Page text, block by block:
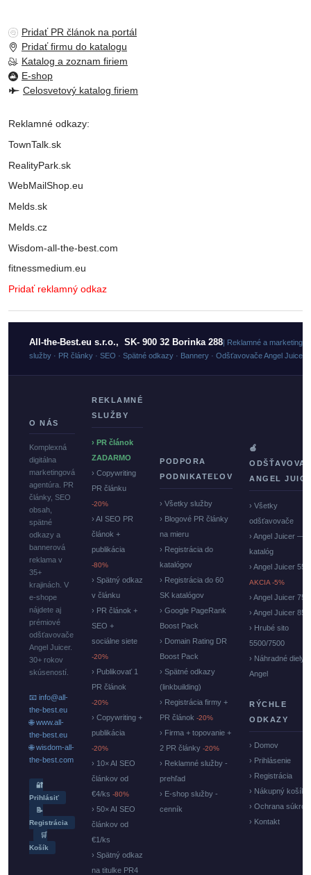
Pridať PR článok na portál
Pridať firmu do katalogu
Katalog a zoznam firiem
E-shop
Celosvetový katalog firiem
Reklamné odkazy:
TownTalk.sk
RealityPark.sk
WebMailShop.eu
Melds.sk
Melds.cz
Wisdom-all-the-best.com
fitnessmedium.eu
Pridať reklamný odkaz
All-the-Best.eu s.r.o., SK- 900 32 Borinka 288| Reklamné a
služby · PR články · SEO · Spätné odkazy · Bannery · Odšťavovače Angel Juicer
O NÁS
Komplexná
digitálna
marketingová
agentúra. PR
články, SEO
obsah,
spätné
odkazy a
bannerová
reklama v
35+
krajinách. V
e-shope
nájdete aj
prémiové
odšťavovače
Angel Juicer.
30+ rokov
skúseností.
📧 info@all-
the-best.eu
🌐 www.all-
the-best.eu
🌐 wisdom-all-
the-best.com
🔐
Prihlásiť
📝
Registrácia
🛒
Košík
REKLAMNÉ
SLUŽBY
› PR článok
ZADARMO
› Copywriting
PR článku
-20%
› AI SEO PR
článok +
publikácia
-80%
› Spätný odkaz
v článku
› PR článok +
SEO +
sociálne siete
-20%
› Publikovať 1
PR článok
-20%
› Copywriting +
publikácia
-20%
› 10× AI SEO
článkov od
€4/ks -80%
› 50× AI SEO
článkov od
€1/ks
› Spätný odkaz
na titulke PR4
PODPORA
PODNIKATEĽOV
› Všetky služby
› Blogové PR články
na mieru
› Registrácia do
katalógov
› Registrácia do 60
SK katalógov
› Google PageRank
Boost Pack
› Domain Rating DR
Boost Pack
› Spätné odkazy
(linkbuilding)
› Registrácia firmy +
PR článok -20%
› Firma + topovanie +
2 PR články -20%
› Reklamné služby -
prehľad
› E-shop služby -
cenník
🍏
ANGEL
› Všetky
odšťavovače
› Angel Juicer —
katalóg
› Angel Juicer
AKCIA -5%
› Angel Juicer
› Angel Juicer
› Hrubé sito
5500/7500
› Náhradné diely
Angel
RÝCHLE
ODKAZY
› Domov
› Prihlásenie
› Registrácia
› Nákupný košík
› Ochrana
› Kontakt